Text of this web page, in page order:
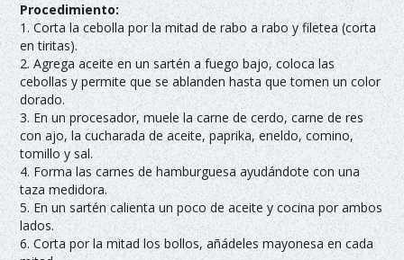
Procedimiento:
1. Corta la cebolla por la mitad de rabo a rabo y filetea (corta
en tiritas).
2. Agrega aceite en un sartén a fuego bajo, coloca las
cebollas y permite que se ablanden hasta que tomen un color
dorado.
3. En un procesador, muele la carne de cerdo, carne de res
con ajo, la cucharada de aceite, paprika, eneldo, comino,
tomillo y sal.
4. Forma las carnes de hamburguesa ayudándote con una
taza medidora.
5. En un sartén calienta un poco de aceite y cocina por ambos
lados.
6. Corta por la mitad los bollos, añádeles mayonesa en cada